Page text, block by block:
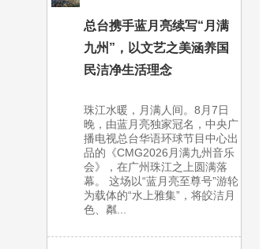
总台携手蓝月亮续写“月满
九州”，以文艺之美涵养国
民洁净生活理念
珠江水暖，月满人间。8月7日
晚，由蓝月亮独家冠名，中央广
播电视总台华语环球节目中心出
品的《CMG2026月满九州音乐
会》，在广州珠江之上圆满落
幕。 这场以“蓝月亮至尊号”游轮
为载体的“水上雅集”，将皎洁月
色、粼...